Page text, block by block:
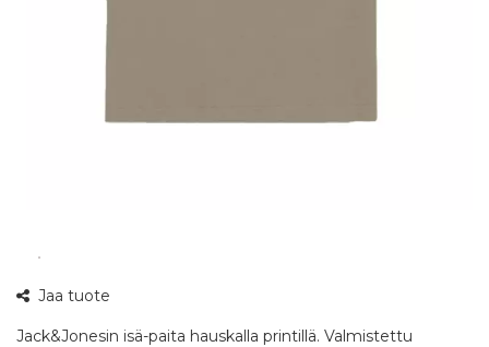
Jaa tuote
Jack&Jonesin isä-paita hauskalla printillä. Valmistettu